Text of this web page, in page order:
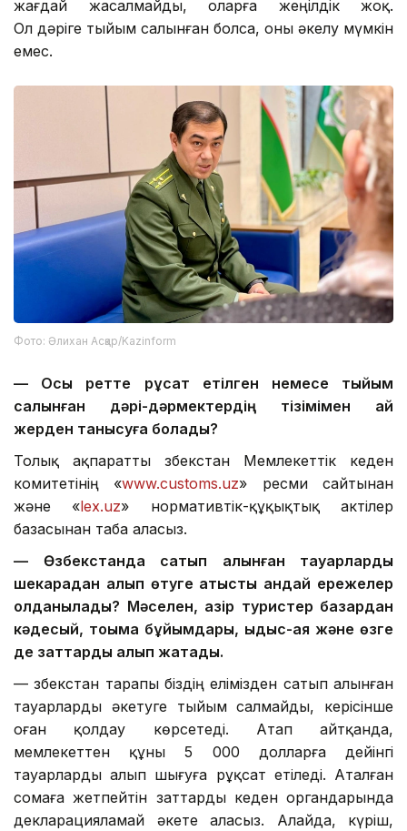
жағдай жасалмайды, оларға жеңілдік жоқ.
Ол дәріге тыйым салынған болса, оны әкелу мүмкін
емес.
Фото: Әлихан Асқар/Kazinform
— Осы ретте рұқсат етілген немесе тыйым
салынған дәрі-дәрмектердің тізімімен қай
жерден танысуға болады?
Толық ақпаратты Өзбекстан Мемлекеттік кеден
комитетінің «www.customs.uz» ресми сайтынан
және «lex.uz» нормативтік-құқықтық актілер
базасынан таба аласыз.
— Өзбекстанда сатып алынған тауарларды
шекарадан алып өтуге қатысты қандай ережелер
қолданылады? Мәселен, қазір туристер базардан
кәдесый, тоқыма бұйымдары, ыдыс-аяқ және өзге
де заттарды алып жатады.
— Өзбекстан тарапы біздің елімізден сатып алынған
тауарларды әкетуге тыйым салмайды, керісінше
оған қолдау көрсетеді. Атап айтқанда,
мемлекеттен құны 5 000 долларға дейінгі
тауарларды алып шығуға рұқсат етіледі. Аталған
сомаға жетпейтін заттарды кеден органдарында
декларацияламай әкете аласыз. Алайда, күріш,